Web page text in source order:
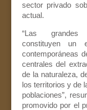
sector privado
actual.
“Las grandes
constituyen un
contemporáneas
centrales del
de la naturaleza,
los territorios y de
poblaciones”,
promovido por el